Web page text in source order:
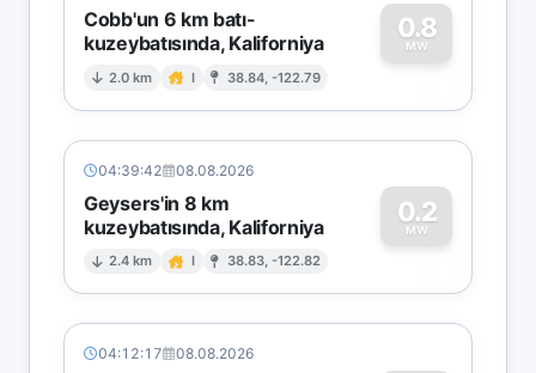
Cobb'un 6 km batı-
kuzeybatısında, Kaliforniya
2.0 km I 38.84, -122.79
0.8
MW
0
04:39:42 08.08.2026
Geysers'in 8 km
kuzeybatısında, Kaliforniya
2.4 km I 38.83, -122.82
0.2
MW
0
04:12:17 08.08.2026